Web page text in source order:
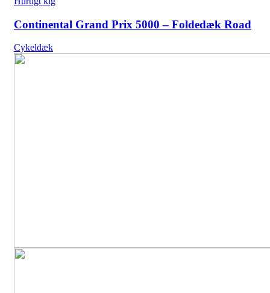
Continental Grand Prix 5000 – Foldedæk Road
Cykeldæk